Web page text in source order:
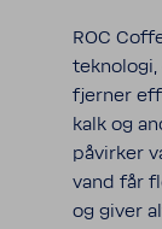
ROC
tekno­logi,
fjerner
kalk og
påvirker
vand får
og giver